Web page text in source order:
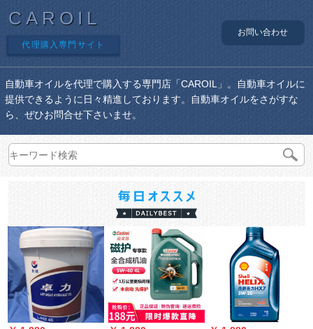
CAROIL
代理購入専門サイト
お問い合わせ
自動車オイルを代理で購入する専門店「CAROIL」。自動車オイルに
提供できるように日々精進しております。自動車オイルをさがすな
ら、ぜひお問合せ下さいませ。